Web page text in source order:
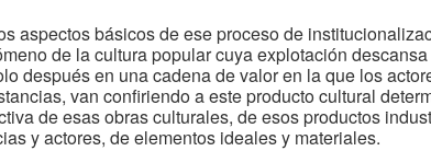
aspectos básicos de ese proceso de
de la cultura popular cuya explotación
después en una cadena de valor en la que los
van confiriendo a este producto cultural
de esas obras culturales, de esos productos
y actores, de elementos ideales y materiales.